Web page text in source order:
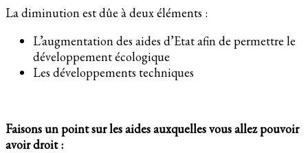
La diminution est dûe à deux éléments :
L’augmentation des aides d’Etat afin de permettre le
développement écologique
Les développements techniques
Faisons un point sur les aides auxquelles vous allez pouvoir
avoir droit :